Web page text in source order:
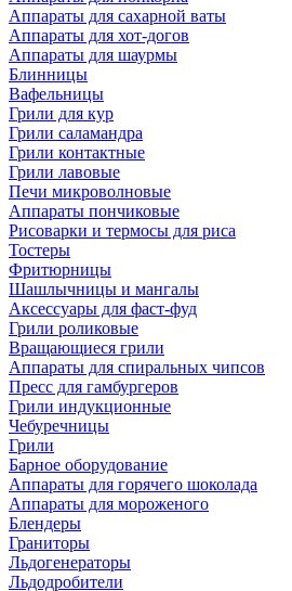
Аппараты для сахарной ваты
Аппараты для хот-догов
Аппараты для шаурмы
Блинницы
Вафельницы
Грили для кур
Грили саламандра
Грили контактные
Грили лавовые
Печи микроволновые
Аппараты пончиковые
Рисоварки и термосы для риса
Тостеры
Фритюрницы
Шашлычницы и мангалы
Аксессуары для фаст-фуд
Грили роликовые
Вращающиеся грили
Аппараты для спиральных чипсов
Пресс для гамбургеров
Грили индукционные
Чебуречницы
Грили
Барное оборудование
Аппараты для горячего шоколада
Аппараты для мороженого
Блендеры
Граниторы
Льдогенераторы
Льдодробители